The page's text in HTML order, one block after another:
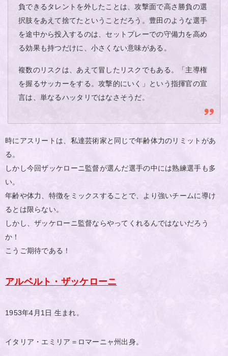
負できるタレントを外したことは、攻撃面で高さ勝負の選
択肢をあえて捨てたということだろう。豊田のような選手
を途中から投入するのは、セットプレーでの守備力を高め
る効果も持つだけに、小さくない意味がある。
複数のリスクは、あえて冒したリスクでもある。「主導権
を握るサッカーをする。攻撃的にいく」という指揮官の宣
言は、単なるハッタリではなさそうだ。
時にアスリートは、私達芸術家と同じで年齢体力のリミットがあ
る。
しかし今回ザッケローニ監督が選んだ選手の中には熟練選手も多
い。
年齢や体力、特徴をミックスすることで、より強いチームに導け
るとは限らない。
しかし、ザッケローニ監督ならやってくれるんではないだろう
か！
こうご期待である！
アルベルト・ザッケローニ
1953年4月1日 生まれ。
イタリア・エミリア＝ロマーニャ州出身。